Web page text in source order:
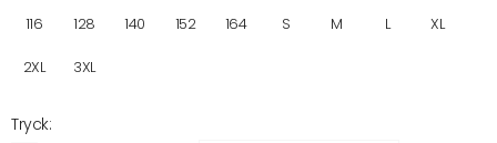
116 128 140 152 164 S M L XL
2XL 3XL
Tryck: